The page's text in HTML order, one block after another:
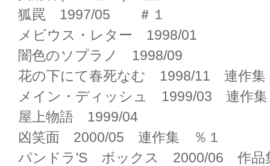
狐罠 1997/05 ＃１
メビウス・レター 1998/01
闇色のソプラノ 1998/09
花の下にて春死なむ 1998/11 連作
メイン・ディッシュ 1999/03 連作集
屋上物語 1999/04
凶笑面 2000/05 連作集 ％１
パンドラ'S ボックス 2000/06 作品